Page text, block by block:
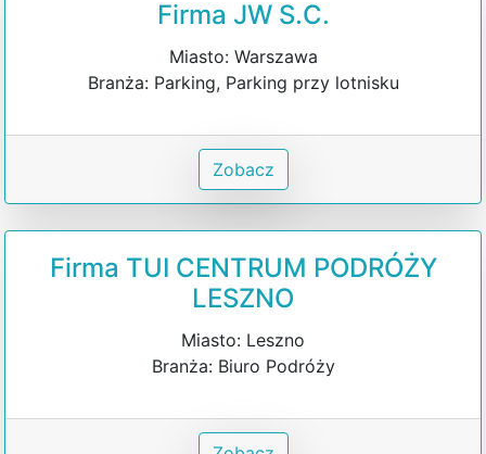
Firma JW S.C.
Miasto: Warszawa
Branża: Parking, Parking przy lotnisku
Zobacz
Firma TUI CENTRUM PODRÓŻY
LESZNO
Miasto: Leszno
Branża: Biuro Podróży